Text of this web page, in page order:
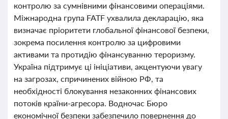
контролю за сумнівними фінансовими операціями.
Міжнародна група FATF ухвалила декларацію, яка
визначає пріоритети глобальної фінансової безпеки,
зокрема посилення контролю за цифровими
активами та протидію фінансуванню тероризму.
Україна підтримує ці ініціативи, акцентуючи увагу
на загрозах, спричинених війною РФ, та
необхідності блокування незаконних фінансових
потоків країни-агресора. Водночас Бюро
економічної безпеки забезпечило повернення до